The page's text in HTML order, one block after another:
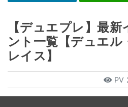
【デュエプレ】最
ント一覧【デュエル
レイス】
PV